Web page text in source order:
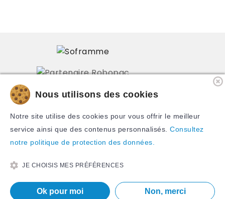
PRODUITS
NOTRE SOCIÉTÉ
CONTACTEZ-NOUS
Nous utilisons des cookies
Notre site utilise des cookies pour vous offrir le meilleur
service ainsi que des contenus personnalisés. Consultez
notre politique de protection des données.
JE CHOISIS MES PRÉFÉRENCES
Ok pour moi Non, merci